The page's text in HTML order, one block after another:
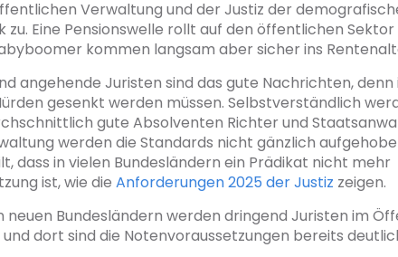
Verwaltung und der Justiz der
zu. Eine Pensionswelle rollt auf den öffentlichen Sektor
kommen langsam aber sicher ins
angehende Juristen sind das gute Nachrichten, denn
gesenkt werden müssen. Selbstverständlich
gute Absolventen Richter und
werden die Standards nicht gänzlich
dass in vielen Bundesländern ein Prädikat nicht mehr
ist, wie die Anforderungen 2025 der Justiz zeigen.
neuen Bundesländern werden dringend Juristen im
dort sind die Notenvoraussetzungen bereits